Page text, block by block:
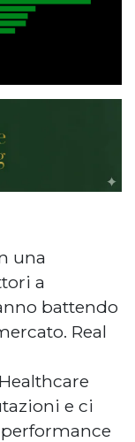
una
a
battendo
Real
e ci